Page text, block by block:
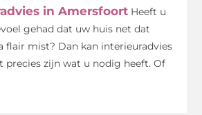
in Amersfoort Heeft u
gehad dat uw huis net dat
flair mist? Dan kan interieuradvies
precies zijn wat u nodig heeft. Of